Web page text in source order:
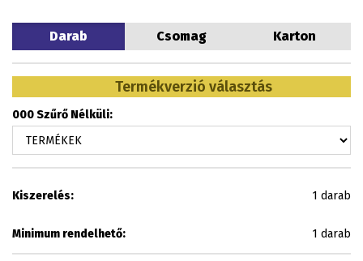
Darab Csomag Karton
Termékverzió választás
000 Szűrő Nélküli:
Kiszerelés: 1 darab
Minimum rendelhető: 1 darab